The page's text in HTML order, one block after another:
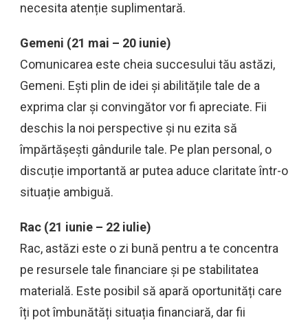
necesita atenție suplimentară.
Gemeni (21 mai – 20 iunie)
Comunicarea este cheia succesului tău astăzi,
Gemeni. Ești plin de idei și abilitățile tale de a
exprima clar și convingător vor fi apreciate. Fii
deschis la noi perspective și nu ezita să
împărtășești gândurile tale. Pe plan personal, o
discuție importantă ar putea aduce claritate într-o
situație ambiguă.
Rac (21 iunie – 22 iulie)
Rac, astăzi este o zi bună pentru a te concentra
pe resursele tale financiare și pe stabilitatea
materială. Este posibil să apară oportunități care
îți pot îmbunătăți situația financiară, dar fii